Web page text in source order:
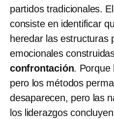
partidos tradicionales.
consiste en identificar
heredar las estructuras
emocionales
confrontación. Porque
pero los métodos
desaparecen, pero las
los liderazgos